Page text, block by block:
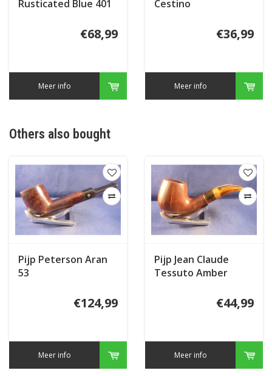
Rusticated Blue 401
€68,99
Meer info
Cestino
€36,99
Meer info
Others also bought
Pijp Peterson Aran
53
€124,99
Meer info
Pijp Jean Claude
Tessuto Amber
€44,99
Meer info